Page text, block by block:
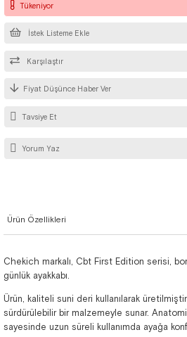
Tükeniyor
İstek Listeme Ekle
Karşılaştır
Fiyat Düşünce Haber Ver
Tavsiye Et
Yorum Yaz
Ürün Özellikleri
Chekich markalı, Cbt First Edition serisi,
günlük ayakkabı.
Ürün, kaliteli suni deri kullanılarak
sürdürülebilir bir malzemeyle sunar.
sayesinde uzun süreli kullanımda ayağa